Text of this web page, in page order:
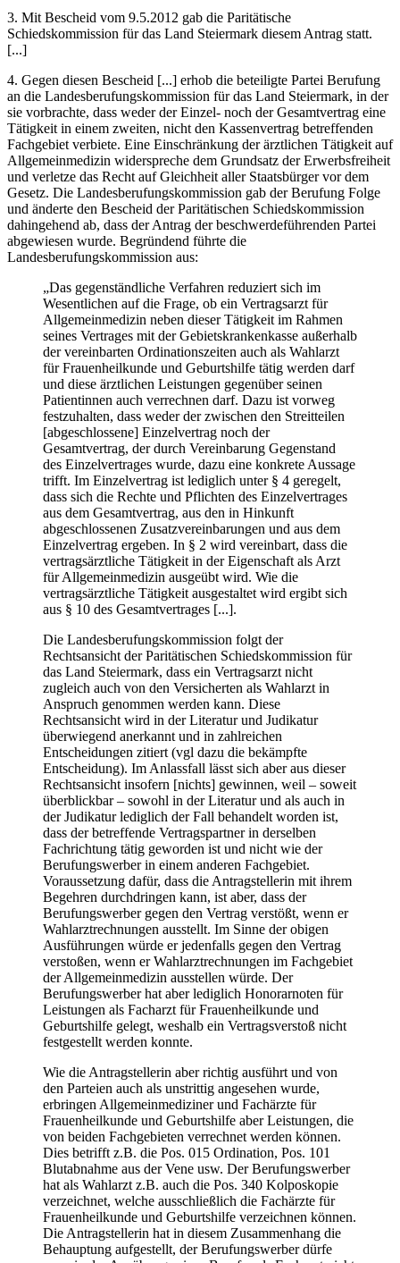
3. Mit Bescheid vom 9.5.2012 gab die Paritätische
Schiedskommission für das Land Steiermark diesem Antrag statt.
[...]
4. Gegen diesen Bescheid [...] erhob die beteiligte Partei Berufung
an die Landesberufungskommission für das Land Steiermark, in der
sie vorbrachte, dass weder der Einzel- noch der Gesamtvertrag eine
Tätigkeit in einem zweiten, nicht den Kassenvertrag betreffenden
Fachgebiet verbiete. Eine Einschränkung der ärztlichen Tätigkeit auf
Allgemeinmedizin widerspreche dem Grundsatz der Erwerbsfreiheit
und verletze das Recht auf Gleichheit aller Staatsbürger vor dem
Gesetz. Die Landesberufungskommission gab der Berufung Folge
und änderte den Bescheid der Paritätischen Schiedskommission
dahingehend ab, dass der Antrag der beschwerdeführenden Partei
abgewiesen wurde. Begründend führte die
Landesberufungskommission aus:
„Das gegenständliche Verfahren reduziert sich im
Wesentlichen auf die Frage, ob ein Vertragsarzt für
Allgemeinmedizin neben dieser Tätigkeit im Rahmen
seines Vertrages mit der Gebietskrankenkasse außerhalb
der vereinbarten Ordinationszeiten auch als Wahlarzt
für Frauenheilkunde und Geburtshilfe tätig werden darf
und diese ärztlichen Leistungen gegenüber seinen
Patientinnen auch verrechnen darf. Dazu ist vorweg
festzuhalten, dass weder der zwischen den Streitteilen
[abgeschlossene] Einzelvertrag noch der
Gesamtvertrag, der durch Vereinbarung Gegenstand
des Einzelvertrages wurde, dazu eine konkrete Aussage
trifft. Im Einzelvertrag ist lediglich unter § 4 geregelt,
dass sich die Rechte und Pflichten des Einzelvertrages
aus dem Gesamtvertrag, aus den in Hinkunft
abgeschlossenen Zusatzvereinbarungen und aus dem
Einzelvertrag ergeben. In § 2 wird vereinbart, dass die
vertragsärztliche Tätigkeit in der Eigenschaft als Arzt
für Allgemeinmedizin ausgeübt wird. Wie die
vertragsärztliche Tätigkeit ausgestaltet wird ergibt sich
aus § 10 des Gesamtvertrages [...].
Die Landesberufungskommission folgt der
Rechtsansicht der Paritätischen Schiedskommission für
das Land Steiermark, dass ein Vertragsarzt nicht
zugleich auch von den Versicherten als Wahlarzt in
Anspruch genommen werden kann. Diese
Rechtsansicht wird in der Literatur und Judikatur
überwiegend anerkannt und in zahlreichen
Entscheidungen zitiert (vgl dazu die bekämpfte
Entscheidung). Im Anlassfall lässt sich aber aus dieser
Rechtsansicht insofern [nichts] gewinnen, weil – soweit
überblickbar – sowohl in der Literatur und als auch in
der Judikatur lediglich der Fall behandelt worden ist,
dass der betreffende Vertragspartner in derselben
Fachrichtung tätig geworden ist und nicht wie der
Berufungswerber in einem anderen Fachgebiet.
Voraussetzung dafür, dass die Antragstellerin mit ihrem
Begehren durchdringen kann, ist aber, dass der
Berufungswerber gegen den Vertrag verstößt, wenn er
Wahlarztrechnungen ausstellt. Im Sinne der obigen
Ausführungen würde er jedenfalls gegen den Vertrag
verstoßen, wenn er Wahlarztrechnungen im Fachgebiet
der Allgemeinmedizin ausstellen würde. Der
Berufungswerber hat aber lediglich Honorarnoten für
Leistungen als Facharzt für Frauenheilkunde und
Geburtshilfe gelegt, weshalb ein Vertragsverstoß nicht
festgestellt werden konnte.
Wie die Antragstellerin aber richtig ausführt und von
den Parteien auch als unstrittig angesehen wurde,
erbringen Allgemeinmediziner und Fachärzte für
Frauenheilkunde und Geburtshilfe aber Leistungen, die
von beiden Fachgebieten verrechnet werden können.
Dies betrifft z.B. die Pos. 015 Ordination, Pos. 101
Blutabnahme aus der Vene usw. Der Berufungswerber
hat als Wahlarzt z.B. auch die Pos. 340 Kolposkopie
verzeichnet, welche ausschließlich die Fachärzte für
Frauenheilkunde und Geburtshilfe verzeichnen können.
Die Antragstellerin hat in diesem Zusammenhang die
Behauptung aufgestellt, der Berufungswerber dürfe